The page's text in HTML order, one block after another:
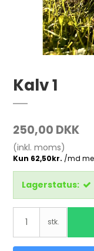
Kalv 1
250,00 DKK
(inkl. moms)
Lagerstatus:
stk.